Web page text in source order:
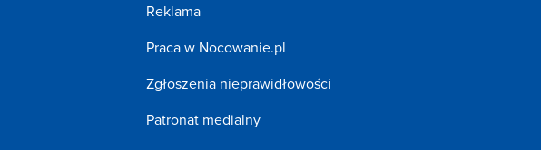
Reklama
Praca w Nocowanie.pl
Zgłoszenia nieprawidłowości
Patronat medialny